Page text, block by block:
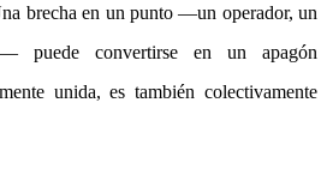
brecha en un punto —un operador, un
puede convertirse en un apagón
unida, es también colectivamente